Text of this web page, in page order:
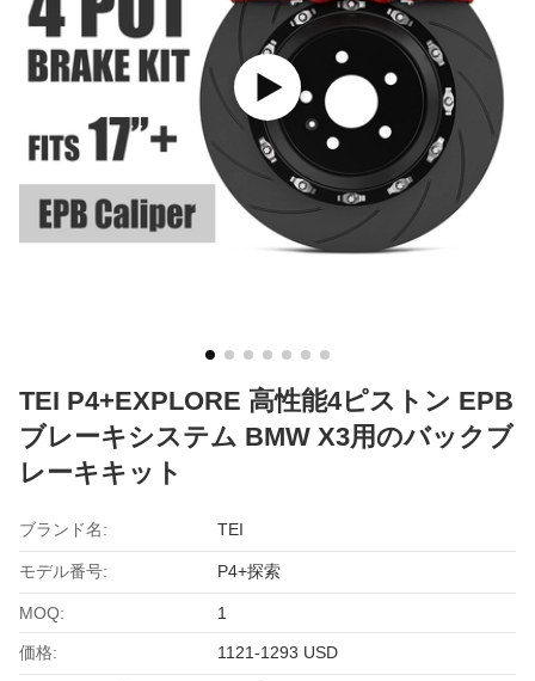
TEI P4+EXPLORE 高性能4ピストン EPB
ブレーキシステム BMW X3用のバックブ
レーキキット
ブランド名: TEI
モデル番号: P4+探索
MOQ: 1
価格: 1121-1293 USD